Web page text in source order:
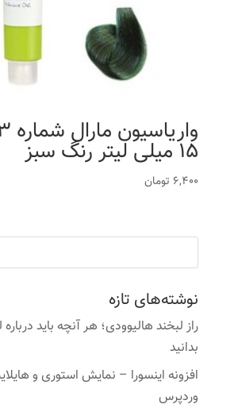
15 میلی لیتر رنگ سبز
6,400 تومان
نوشته‌های تازه
راز لبخند هالیوودی؛ هر آنچه باید
بدانید
افزونه اینسورا – نمایش استوری و
وردپرس